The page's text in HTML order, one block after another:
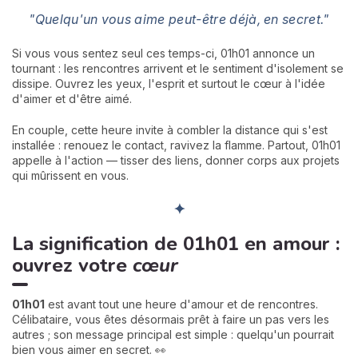
"Quelqu'un vous aime peut-être déjà, en secret."
Si vous vous sentez seul ces temps-ci, 01h01 annonce un
tournant : les rencontres arrivent et le sentiment d'isolement se
dissipe. Ouvrez les yeux, l'esprit et surtout le cœur à l'idée
d'aimer et d'être aimé.
En couple, cette heure invite à combler la distance qui s'est
installée : renouez le contact, ravivez la flamme. Partout, 01h01
appelle à l'action — tisser des liens, donner corps aux projets
qui mûrissent en vous.
✦
La signification de 01h01 en amour :
ouvrez votre cœur
01h01 est avant tout une heure d'amour et de rencontres.
Célibataire, vous êtes désormais prêt à faire un pas vers les
autres ; son message principal est simple : quelqu'un pourrait
bien vous aimer en secret. 👀